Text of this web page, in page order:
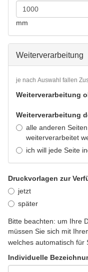
mm
Weiterverarbeitung
je nach Auswahl fallen
Weiterverarbeitung
Weiterverarbeitung
alle anderen
weiterverarbeitet
ich will jede Seite
Druckvorlagen zur
jetzt
später
Bitte beachten: um Ihre
müssen Sie sich mit
welches automatisch für
Individuelle